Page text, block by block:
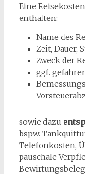
Eine
enthalten:
Name des
Zeit, Dauer,
Zweck der
ggf.
sowie dazu
bspw.
Telefonkosten,
pauschale